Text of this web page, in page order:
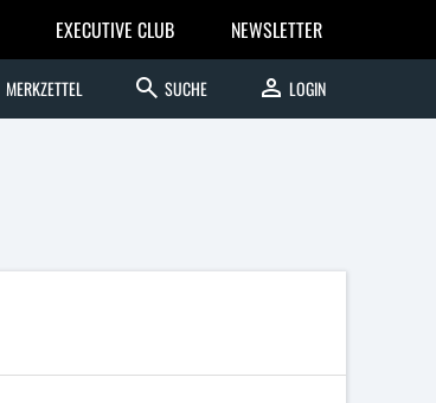
EXECUTIVE CLUB NEWSLETTER
MERKZETTEL search SUCHE person LOGIN